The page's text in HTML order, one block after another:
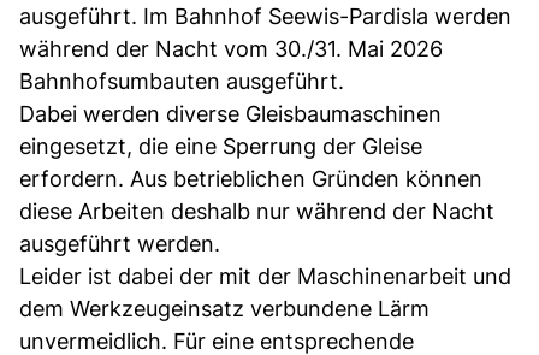
ausgeführt. Im Bahnhof Seewis-Pardisla werden
während der Nacht vom 30./31. Mai 2026
Bahnhofsumbauten ausgeführt.
Dabei werden diverse Gleisbaumaschinen
eingesetzt, die eine Sperrung der Gleise
erfordern. Aus betrieblichen Gründen können
diese Arbeiten deshalb nur während der Nacht
ausgeführt werden.
Leider ist dabei der mit der Maschinenarbeit und
dem Werkzeugeinsatz verbundene Lärm
unvermeidlich. Für eine entsprechende